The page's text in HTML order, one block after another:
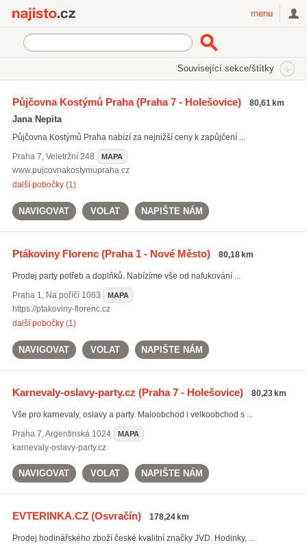
menu
Související sekce/štítky
Karnevalové kostýmy a masky
Půjčovna Kostýmů Praha(Praha 7 - Holešovice) 80,61 km
Jana Nepita
Půjčovna Kostýmů Praha nabízí za nejnižší ceny k zapůjčení ...
Praha 7, Veletržní 248 MAPA
www.pujcovnakostymupraha.cz
další pobočky (1)
NAVIGOVAT VOLAT NAPIŠTE NÁM
Ptákoviny Florenc(Praha 1 - Nové Město) 80,18 km
Prodej party potřeb a doplňků. Nabízíme vše od nafukování ...
Praha 1, Na poříčí 1063 MAPA
https://ptakoviny-florenc.cz
další pobočky (1)
NAVIGOVAT VOLAT NAPIŠTE NÁM
Karnevaly-oslavy-party.cz (Praha 7 - Holešovice) 80,23 km
Vše pro karnevaly, oslavy a party. Maloobchod i velkoobchod s ...
Praha 7,Argentinská 1024 MAPA
karnevaly-oslavy-party.cz
NAVIGOVAT VOLAT NAPIŠTE NÁM
EVTERINKA.CZ(Osvračín) 178,24 km
Prodej hodinářského zboží české kvalitní značky JVD. Hodinky, ...